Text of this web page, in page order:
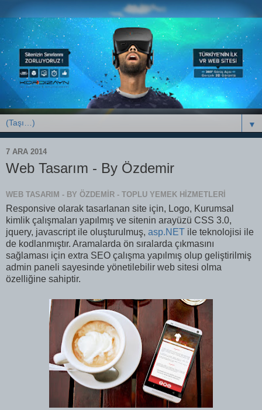
▼
7 ARA 2014
Web Tasarım - By Özdemir
WEB TASARIM - BY ÖZDEMIR - TOPLU YEMEK HIZMETLERI
Responsive olarak tasarlanan site için, Logo, Kurumsal
kimlik çalışmaları yapılmış ve sitenin arayüzü CSS 3.0,
jquery, javascript ile oluşturulmuş, asp.NET ile teknolojisi ile
de kodlanmıştır. Aramalarda ön sıralarda çıkmasını
sağlaması için extra SEO çalışma yapılmış olup geliştirilmiş
admin paneli sayesinde yönetilebilir web sitesi olma
özelliğine sahiptir.